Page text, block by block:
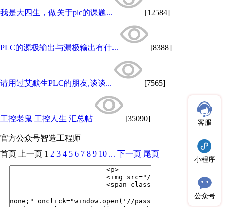
我是大四生，做关于plc的课题... [12584]
PLC的源极输出与漏极输出有什... [8388]
请用过艾默生PLC的朋友,谈谈... [7565]
工控老鬼 工控人生 汇总帖 [35090]
官方公众号智造工程师
客服
小程序
公众号
首页 上一页 1 2 3 4 5 6 7 8 9 10 ... 下一页 尾页